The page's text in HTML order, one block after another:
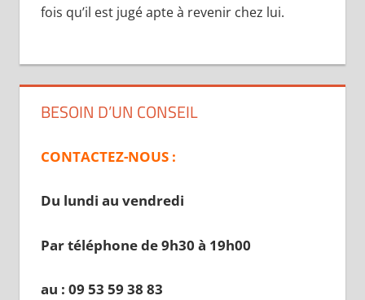
fois qu’il est jugé apte à revenir chez lui.
BESOIN D’UN CONSEIL
CONTACTEZ-NOUS :
Du lundi au vendredi
Par téléphone de 9h30 à 19h00
au : 09 53 59 38 83